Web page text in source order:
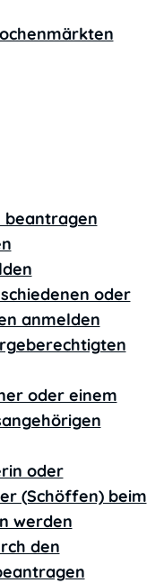
beantragen
oder
anmelden
oder einem
oder
(Schöffen) beim
werden
den